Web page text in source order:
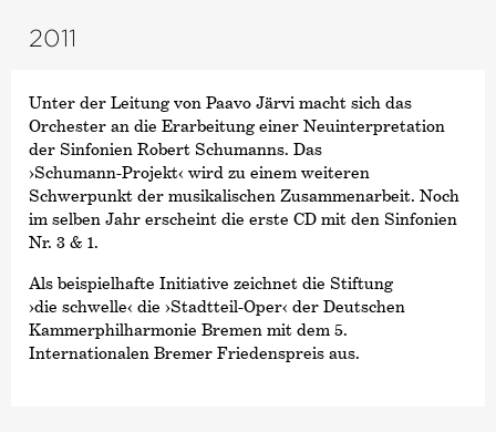
2011
Unter der Leitung von Paavo Järvi macht sich das
Orchester an die Erarbeitung einer Neuinterpretation
der Sinfonien Robert Schumanns. Das
›Schumann-Projekt‹ wird zu einem weiteren
Schwerpunkt der musikalischen Zusammenarbeit. Noch
im selben Jahr erscheint die erste CD mit den Sinfonien
Nr. 3 & 1.
Als beispielhafte Initiative zeichnet die Stiftung
›die schwelle‹ die ›Stadtteil-Oper‹ der Deutschen
Kammer­philharmonie Bremen mit dem 5.
Internationalen Bremer Friedenspreis aus.